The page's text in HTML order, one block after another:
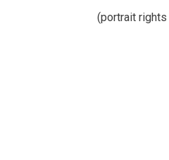
(portrait